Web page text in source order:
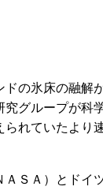
の氷床の融解
グループが科
れていたより
ＳＡ）とドイ